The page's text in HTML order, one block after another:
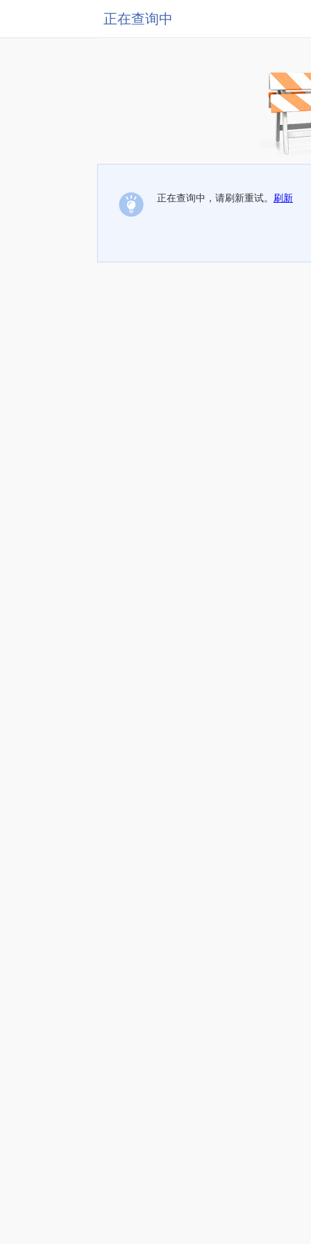
正在查询中
正在查询中，请刷新重试。 刷新